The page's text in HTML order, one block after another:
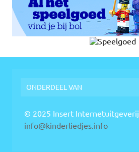
ONDERDEEL VAN
© 2025 Insert Internetuitgeverij
info@kinderliedjes.info